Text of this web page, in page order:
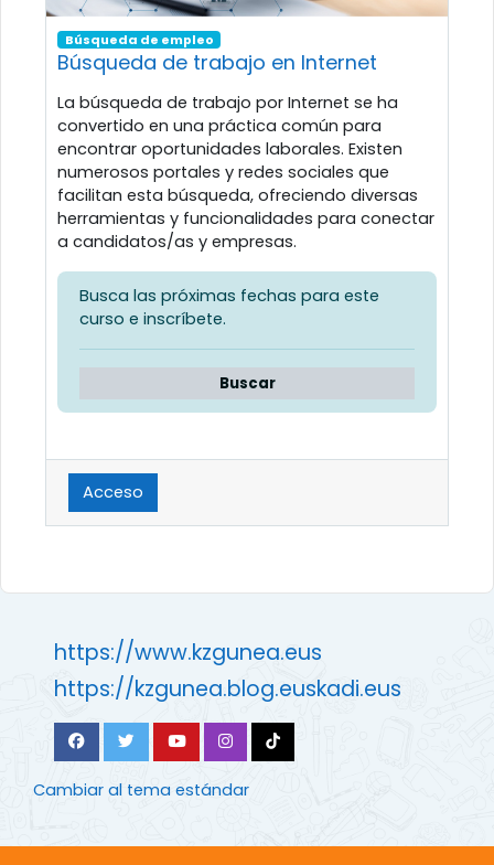
Búsqueda de empleo
Búsqueda de trabajo en Internet
La búsqueda de trabajo por Internet se ha
convertido en una práctica común para
encontrar oportunidades laborales. Existen
numerosos portales y redes sociales que
facilitan esta búsqueda, ofreciendo diversas
herramientas y funcionalidades para conectar
a candidatos/as y empresas.
Busca las próximas fechas para este
curso e inscríbete.
Buscar
Acceso
https://www.kzgunea.eus
https://kzgunea.blog.euskadi.eus
Cambiar al tema estándar